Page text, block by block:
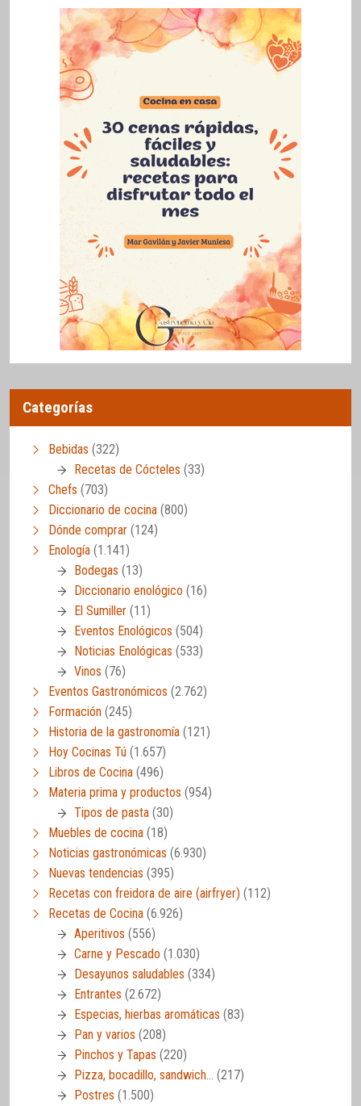
Categorías
Bebidas (322)
Recetas de Cócteles (33)
Chefs (703)
Diccionario de cocina (800)
Dónde comprar (124)
Enología (1.141)
Bodegas (13)
Diccionario enológico (16)
El Sumiller (11)
Eventos Enológicos (504)
Noticias Enológicas (533)
Vinos (76)
Eventos Gastronómicos (2.762)
Formación (245)
Historia de la gastronomía (121)
Hoy Cocinas Tú (1.657)
Libros de Cocina (496)
Materia prima y productos (954)
Tipos de pasta (30)
Muebles de cocina (18)
Noticias gastronómicas (6.930)
Nuevas tendencias (395)
Recetas con freidora de aire (airfryer) (112)
Recetas de Cocina (6.926)
Aperitivos (556)
Carne y Pescado (1.030)
Desayunos saludables (334)
Entrantes (2.672)
Especias, hierbas aromáticas (83)
Pan y varios (208)
Pinchos y Tapas (220)
Pizza, bocadillo, sandwich… (217)
Postres (1.500)